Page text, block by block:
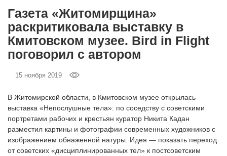
Газета «Житомирщина»
раскритиковала выставку в
Кмитовском музее. Bird in Flight
поговорил с автором
15 ноября 2019
В Житомирской области, в Кмитовском музее открылась
выставка «Непослушные тела»: по соседству с советскими
портретами рабочих и крестьян куратор Никита Кадан
разместил картины и фотографии современных художников с
изображением обнаженной натуры. Идея — показать переход
от советских «дисциплинированных тел» к постсоветским